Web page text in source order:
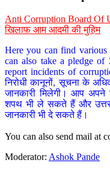
Anti Corruption Board Of
खिलाफ आम आदमी की मुहिम
Here you can find
can also take a pledge of
report incidents of
निरोधी कानूनों, सूचना के
जानकारी मिलेगी। आप अपने
शपथ भी ले सकते हैं और
जानकारी भी दे सकते हैं।
You can also send mail at
Moderator: Ashok Pande